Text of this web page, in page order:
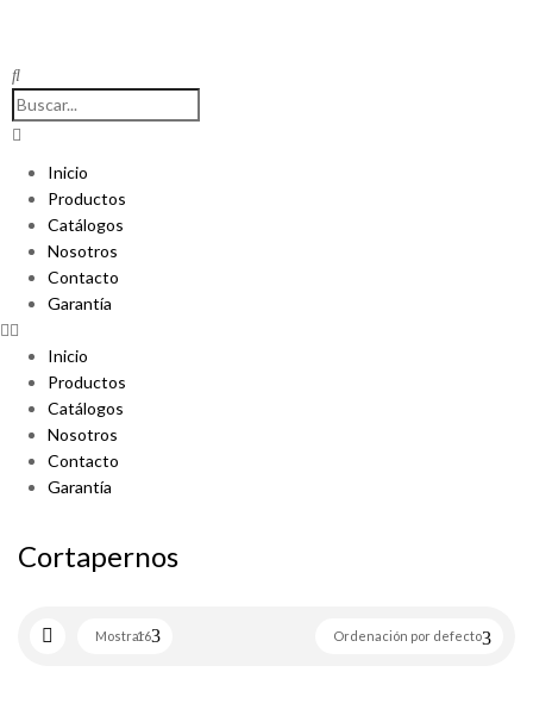
Inicio
Productos
Catálogos
Nosotros
Contacto
Garantía
Inicio
Productos
Catálogos
Nosotros
Contacto
Garantía
Cortapernos
Ordenación por defecto
Mostrar16